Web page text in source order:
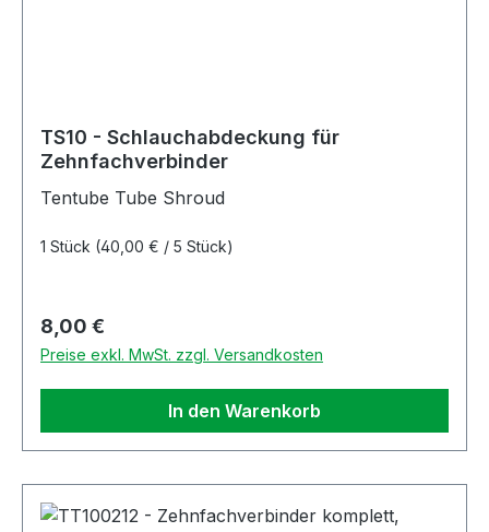
TS10 - Schlauchabdeckung für
Zehnfachverbinder
Tentube Tube Shroud
1 Stück (40,00 € / 5 Stück)
Regulärer Preis:
8,00 €
Preise exkl. MwSt. zzgl. Versandkosten
In den Warenkorb